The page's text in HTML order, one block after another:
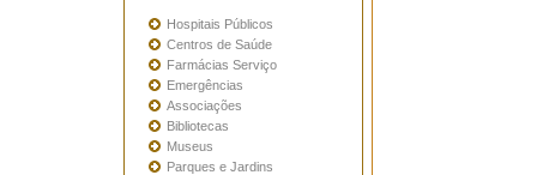
Hospitais Públicos
Centros de Saúde
Farmácias Serviço
Emergências
Associações
Bibliotecas
Museus
Parques e Jardins